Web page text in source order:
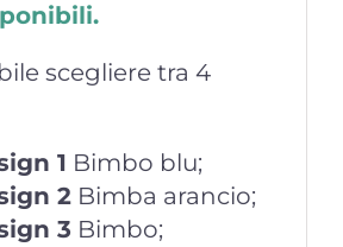
scegliere tra 4
1 Bimbo blu;
2Bimba arancio;
3 Bimbo;